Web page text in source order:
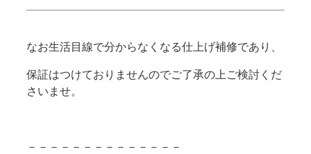
なお生活目線で分からなくなる仕上げ補修であり、
保証はつけておりませんのでご了承の上ご検討くだ
さいませ。
－－－－－－－－－－－－－－